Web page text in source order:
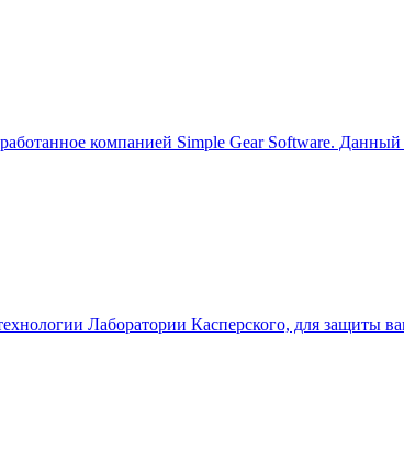
компанией Simple Gear Software.
Лаборатории Касперского, для защиты